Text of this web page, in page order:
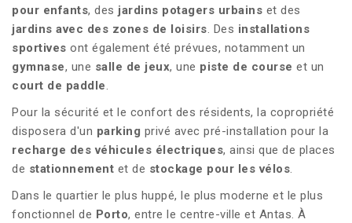
pour enfants, des jardins potagers urbains et des
jardins avec des zones de loisirs. Des installations
sportives ont également été prévues, notamment un
gymnase, une salle de jeux, une piste de course et un
court de paddle.
Pour la sécurité et le confort des résidents, la copropriété
disposera d'un parking privé avec pré-installation pour la
recharge des véhicules électriques, ainsi que de places
de stationnement et de stockage pour les vélos.
Dans le quartier le plus huppé, le plus moderne et le plus
fonctionnel de Porto, entre le centre-ville et Antas. À